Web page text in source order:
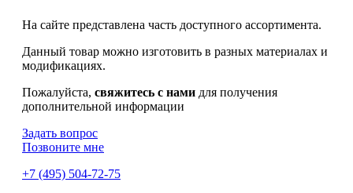
На сайте представлена часть доступного ассортимента.
Данный товар можно изготовить в разных материалах и
модификациях.
Пожалуйста, свяжитесь с нами для получения
дополнительной информации
Задать вопрос
Позвоните мне
+7 (495) 504-72-75